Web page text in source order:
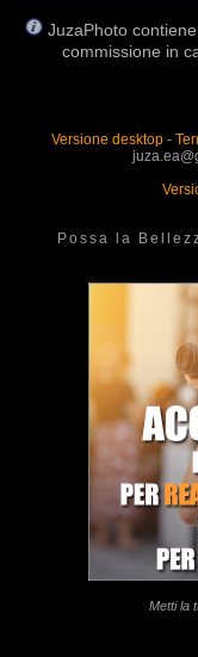
JuzaPhoto
commissione in
Versione desktop-
Possa la
Metti la